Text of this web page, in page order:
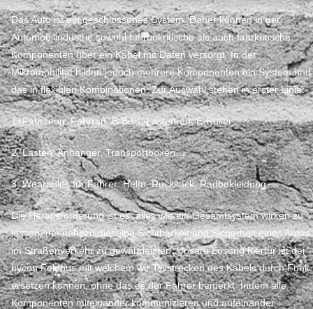
Das Auto ist ein geschlossenes System. Daher können in der
Automobilindustrie sowohl fahrunkritische als auch fahrkritische
Komponenten über ein Kabel mit Daten versorgt. In der
Mikromobilität bilden jedoch mehrere Komponenten ein System und
das in flexiblen Kombinationen. Zur Auswahl stehen in erster Linie:
1. Fahrzeug: Fahrrad, E-Bike, Lastenrad, E-Roller…
2. Lasten: Anhänger, Transportboxen…
3. Wearables für Fahrer: Helm, Rucksack, Radbekleidung…
Die Herausforderung ist es, alles wie ein Gesamtsystem wirken zu
lassen, um nahezu dieselbe Sichtbarkeit und Sicherheit eines Autos
im Straßenverkehr zu gewährleisten. Unsere Lösung hierfür ist der
bycon Feldbus mit welchem wir Teilstrecken des Kabels durch Funk
ersetzen können, ohne das es der Fahrer bemerkt. Indem alle
Komponenten miteinander kommunizieren und aufeinander